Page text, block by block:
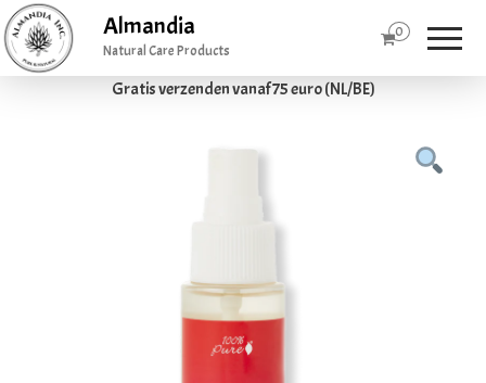
Gratis verzenden vanaf 75 euro (NL/BE)
Almandia
Natural Care Products
0